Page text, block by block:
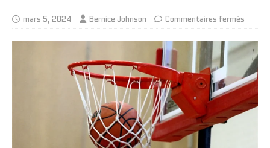
mars 5, 2024 Bernice Johnson Commentaires fermés